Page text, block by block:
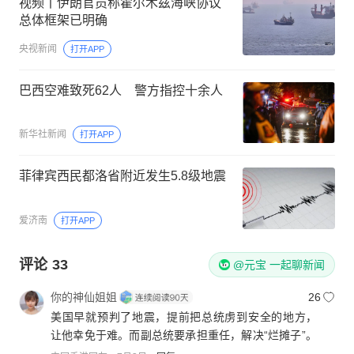
总体框架已明确
央视新闻 打开APP
巴西空难致死62人 警方指控十余人
新华社新闻 打开APP
菲律宾西民都洛省附近发生5.8级地震
爱济南 打开APP
评论 33 @元宝 一起聊新闻
你的神仙姐姐
26
美国早就预判了地震，提前把总统虏到安全的地方，
让他幸免于难。而副总统要承担重任，解决“烂摊子”。